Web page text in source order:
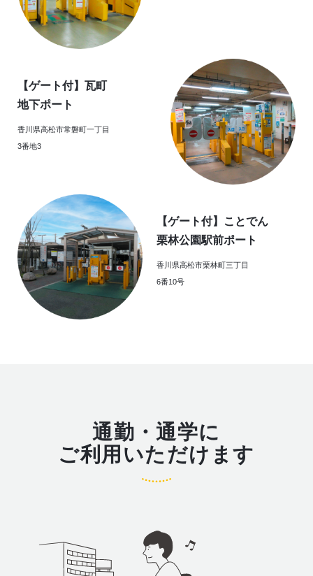
【ゲート付】瓦町
地下ポート
香川県高松市常磐町一丁目
3番地3
【ゲート付】ことでん
栗林公園駅前ポート
香川県高松市栗林町三丁目
6番10号
通勤・通学に
ご利用いただけます